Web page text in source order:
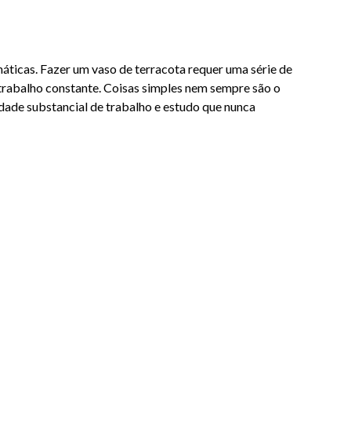
Fazer um vaso de terracota requer uma série de
constante. Coisas simples nem sempre são o
substancial de trabalho e estudo que nunca